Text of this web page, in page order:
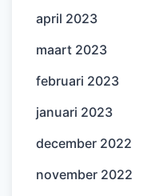
april 2023
maart 2023
februari 2023
januari 2023
december 2022
november 2022